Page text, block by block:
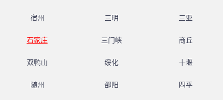
宿州 三明 三亚
石家庄 三门峡 商丘
双鸭山 绥化 十堰
随州 邵阳 四平